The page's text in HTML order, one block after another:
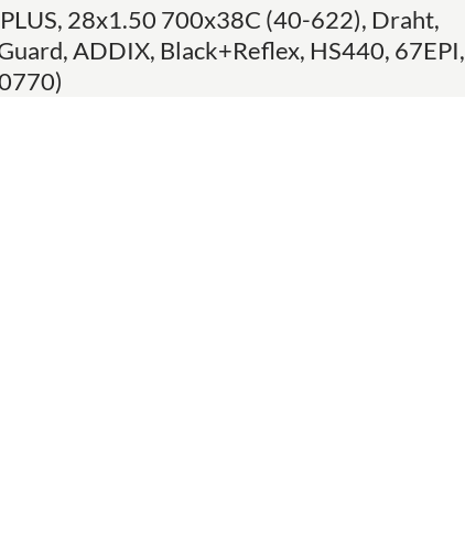
28x1.50 700x38C (40-622), Draht,
ADDIX, Black+Reflex, HS440, 67EPI,